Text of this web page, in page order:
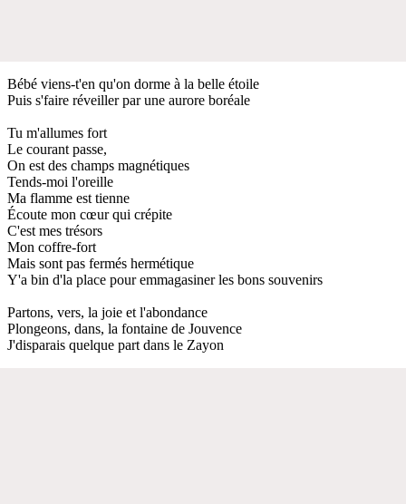
Bébé viens-t'en qu'on dorme à la belle étoile
Puis s'faire réveiller par une aurore boréale
Tu m'allumes fort
Le courant passe,
On est des champs magnétiques
Tends-moi l'oreille
Ma flamme est tienne
Écoute mon cœur qui crépite
C'est mes trésors
Mon coffre-fort
Mais sont pas fermés hermétique
Y'a bin d'la place pour emmagasiner les bons souvenirs
Partons, vers, la joie et l'abondance
Plongeons, dans, la fontaine de Jouvence
J'disparais quelque part dans le Zayon